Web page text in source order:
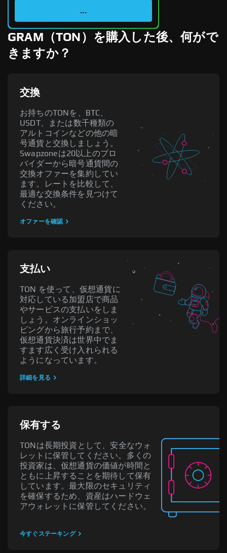
...
GRAM（TON）を購入した後、何がで
きますか？
交換
お持ちのTONを、BTC、
USDT、または数千種類の
アルトコインなどの他の暗
号通貨と交換しましょう。
Swapzoneは20以上のプロ
バイダーから暗号通貨間の
交換オファーを集約してい
ます。レートを比較して、
最適な交換条件を見つけて
ください。
オファーを確認
支払い
TON を使って、仮想通貨に
対応している加盟店で商品
やサービスの支払いをしま
しょう。オンラインショッ
ピングから旅行予約まで、
仮想通貨決済は世界中でま
すます広く受け入れられる
ようになっています。
詳細を見る
保有する
TONは長期投資として、安全なウォ
レットに保管してください。多くの
投資家は、仮想通貨の価値が時間と
ともに上昇することを期待して保有
しています。最大限のセキュリティ
を確保するため、資産はハードウェ
アウォレットに保管してください。
今すぐステーキング